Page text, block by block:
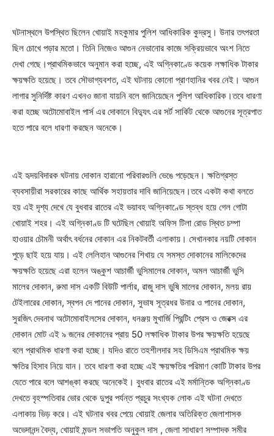
ঘটনাস্থলে উপস্থিত ছিলেন খোয়াই মহকুমার পুলিশ আধিকারিক কুদ্রসু। উনার তৎপরতা
ছিল চোখে পড়ার মতো। তিনি নিজেও আগুন নেভানোর কাজে সক্রিয়ভাবে অংশ নিতে
দেখা গেছে।প্রাথমিকভাবে অনুমান করা হচ্ছে, এই অগ্নিকাণ্ডে কয়েক লক্ষাধিক টাকার
ক্ষয়ক্ষতি হয়েছে। তবে সৌভাগ্যবশত, এই ঘটনায় কোনো প্রাণহানির খবর নেই। আগুন
লাগার সুনির্দিষ্ট কারণ এখনও জানা যায়নি বলে জানিয়েছেন পুলিশ আধিকারিক।তবে ধারণা
করা হচ্ছে অটোমোবাইল পার্স এর দোকানে বিদ্যুৎ এর সর্ট সার্কিট থেকে আগুনের সূত্রপাত
হতে পারে বলে ধারণা করছেন অনেকে।
এই হৃদয়বিদারক ঘটনায় দোকান হারানো পরিবারগুলি ভেঙে পড়েছেন। ক্ষতিগ্রস্ত
ব্যবসায়ীরা সরকারের কাছে আর্থিক সহায়তার দাবি জানিয়েছেন।তবে একটা কথা বলতে
হয় এই দৃশ্য দেখে যে বুধবার রাতের এই ভয়াবহ অগ্নিকাণ্ডে স্তব্ধ হয়ে গেল গোটা
খোয়াই শহর। এই অগ্নিকাণ্ড টি ঘটেছিল খোয়াই অফিস টিলা রোড স্থিত চম্পা
হাওয়ার চৌমনী অর্থাৎ বর্ধনের দোকান এর নিকটবর্তী এলাকায়। সেখানকার নয়টি দোকান
পুড়ে ছাই হয়ে যায়। এই লেলিহান আগুনের শিখায় যে সমস্ত দোকানের মালিকেদের
ক্ষয়ক্ষতি হয়েছে এরা হলেন অঙ্কুশ আচার্জী ভুসিমালের দোকান, অমল আচার্জী ভুসি
মালের দোকান, রুমা দাস একটি বিউটি পার্লার, রাজু দাস ভুষি মালের দোকান, মলয় রায়
টেইলারের দোকান, স্বপন দে পানের দোকান, সুভাষ সূত্রধর উনার ও পানের দোকান,
সুরজিৎ দেবনাথ অটোমোবাইলসের দোকান, ধনঞ্জয় মুখার্জি প্রিন্টিং প্রেস ও জেরক্স এর
দোকান মোট এই ৯ জনের দোকানের প্রায় 50 লক্ষাধিক টাকার উপর ক্ষয়ক্ষতি হয়েছে
বলে প্রাথমিক ধারণা করা হচ্ছে। যদিও রাতে তহশীলদার সহ ডিসিএম প্রাথমিক ক্ষয়
ক্ষতির হিসাব নিয়ে যান। তবে ধারণা করা হচ্ছে এই ক্ষয়ক্ষতির পরিমাণ কোটি টাকার উপর
যেতে পারে বলে আশঙ্কা করছে অনেকেই। বুধবার রাতের এই মর্মান্তিক অগ্নিকাণ্ড
দেখতে বৃহস্পতিবার ভোর থেকে দুপুর পর্যন্ত প্রচুর সংখ্যক লোক এই ঘটনা দেখতে
এলাকায় ভিড় করে। এই ঘটনার খবর পেয়ে খোয়াই জেলার অতিরিক্ত জেলাশাসক
অভেদানন্দ বৈদ্য, খোয়াই মন্ডল সভাপতি অনুকুল দাস , জেলা সাধারণ সম্পাদক সমীর